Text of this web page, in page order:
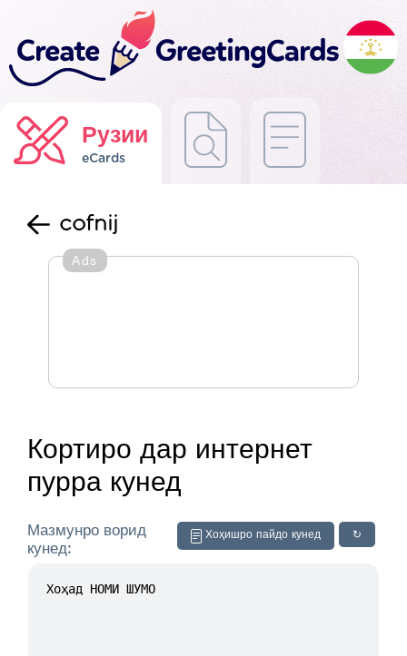
Рузии
eCards
cofnij
Ads
Кортиро дар интернет
пурра кунед
↻
Хоҳишро пайдо кунед
Мазмунро ворид
кунед: